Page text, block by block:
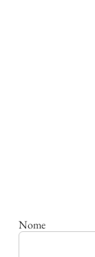
Nome